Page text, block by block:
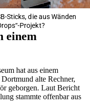
Sticks, die aus Wänden
Projekt?
einem
hat aus einem
alte Rechner,
geborgen. Laut Bericht
stammte offenbar aus